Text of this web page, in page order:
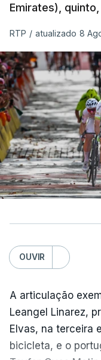
Emirates),
RTP / atualizado 8
OUVIR
A articulação
Leangel Linarez,
Elvas, na terceira
bicicleta, e o